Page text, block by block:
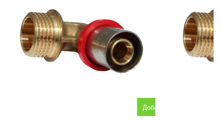
Добавяне